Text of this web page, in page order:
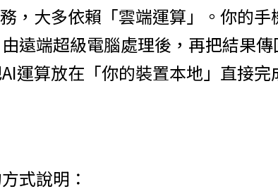
，大多依賴「雲端運算」。你的
遠端超級電腦處理後，再把結果
運算放在「你的裝置本地」直接
式說明：